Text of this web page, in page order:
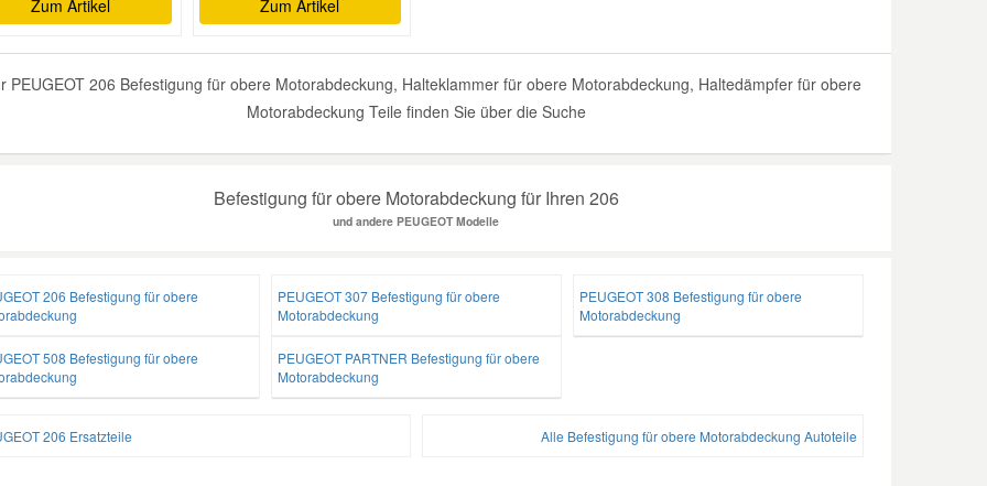
Zum Artikel Zum Artikel
PEUGEOT 206 Befestigung für obere Motorabdeckung, Halteklammer für obere Motorabdeckung, Haltedämpfer für obere
Motorabdeckung Teile finden Sie über die Suche
Befestigung für obere Motorabdeckung für Ihren 206
und andere PEUGEOT Modelle
206 Befestigung für obere
PEUGEOT 307 Befestigung für obere
Motorabdeckung
PEUGEOT 308 Befestigung für obere
Motorabdeckung
508 Befestigung für obere
PEUGEOT PARTNER Befestigung für obere
Motorabdeckung
206 Ersatzteile Alle Befestigung für obere Motorabdeckung Autoteile